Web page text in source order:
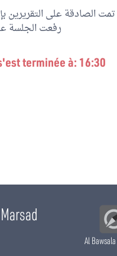
تمت الصادقة على التقريرين
رفعت الجلسة على
terminée à: 16:30
Marsad
Al Bawsala